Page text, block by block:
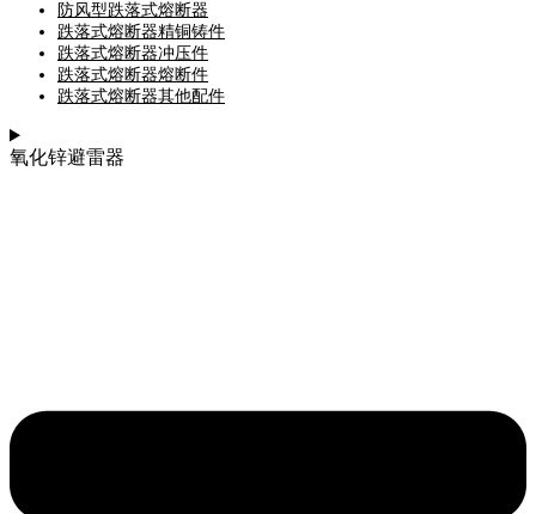
防风型跌落式熔断器
跌落式熔断器精铜铸件
跌落式熔断器冲压件
跌落式熔断器熔断件
跌落式熔断器其他配件
氧化锌避雷器